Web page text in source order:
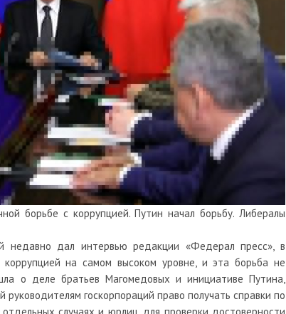
борьбе с коррупцией. Путин начал борьбу. Либералы
недавно дал интервью редакции «Федерал пресс», в
на самом высоком уровне, и эта борьба не
о деле братьев Магомедовых и инициативе Путина,
госкорпораций право получать справки по